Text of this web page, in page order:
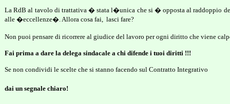
La RdB al tavolo di trattativa � stata l�unica che si � opposta al raddoppio
alle �eccellenze�. Allora cosa fai, lasci fare?
Non puoi pensare di ricorrere al giudice del lavoro per ogni diritto che viene
Fai prima a dare la delega sindacale a chi difende i tuoi diritti !!!
Se non condividi le scelte che si stanno facendo sul Contratto Integrativo
dai un segnale chiaro!